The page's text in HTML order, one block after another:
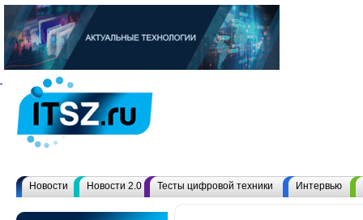
Новости Новости 2.0 Тесты цифровой техники Интервью